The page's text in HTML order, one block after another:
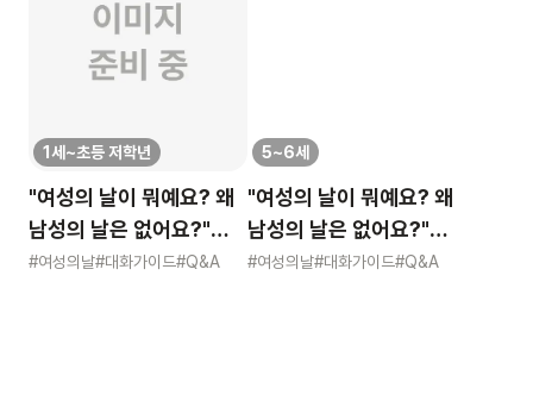
1세~초등 저학년
"여성의 날이 뭐예요? 왜
남성의 날은 없어요?"
묻는 어린이에게 이렇게
#여성의날#대화가이드#Q&A
5~6세
"여성의 날이 뭐예요? 왜
남성의 날은 없어요?"
묻는 어린이에게 이렇게
#여성의날#대화가이드#Q&A